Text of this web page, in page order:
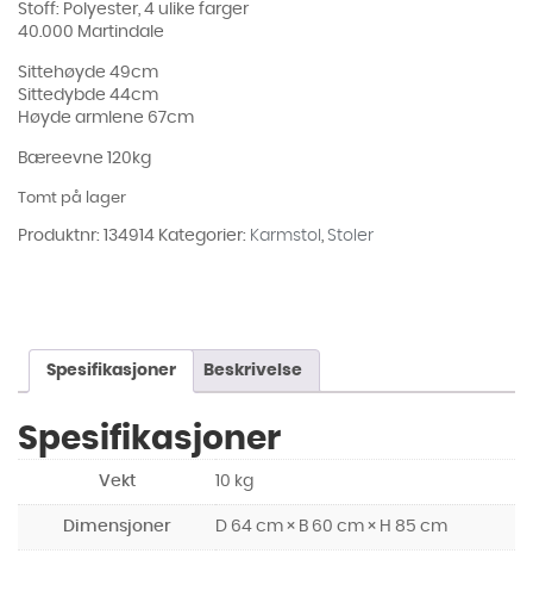
Stoff: Polyester, 4 ulike farger
40.000 Martindale
Sittehøyde 49cm
Sittedybde 44cm
Høyde armlene 67cm
Bæreevne 120kg
Tomt på lager
Produktnr: 134914 Kategorier: Karmstol , Stoler
Spesifikasjoner Beskrivelse
Spesifikasjoner
Vekt 10 kg
Dimensjoner D 64 cm × B 60 cm × H 85 cm